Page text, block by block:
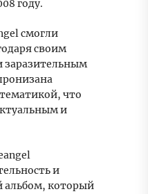
году.
смогли
своим
заразительным
что
и
и
альбом, который